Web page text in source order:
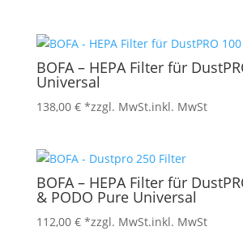
BOFA – HEPA Filter für
Universal
138,00 € *zzgl. MwSt.inkl. MwSt
BOFA – HEPA Filter für
& PODO Pure Universal
112,00 € *zzgl. MwSt.inkl. MwSt